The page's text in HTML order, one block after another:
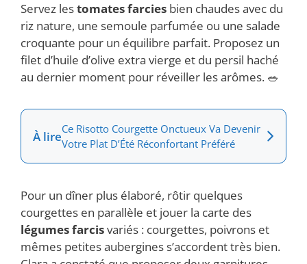
Servez lestomates farcies bien chaudes avec du
riz nature, une semoule parfumée ou une salade
croquante pour un équilibre parfait. Proposez un
filet d’huile d’olive extra vierge et du persil haché
au dernier moment pour réveiller les arômes. 🥗
À lireCe Risotto Courgette Onctueux Va Devenir
Votre Plat D’Été Réconfortant Préféré
Pour un dîner plus élaboré, rôtir quelques
courgettes en parallèle et jouer la carte des
légumes farcisvariés : courgettes, poivrons et
mêmes petites aubergines s’accordent très bien.